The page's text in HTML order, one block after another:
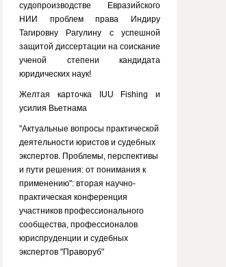
судопроизводстве Евразийского
НИИ проблем права Индиру
Тагировну Рагулину с успешной
защитой диссертации на соискание
ученой степени кандидата
юридических наук!
Желтая карточка IUU Fishing и
усилия Вьетнама
"Актуальные вопросы практической
деятельности юристов и судебных
экспертов. Проблемы, перспективы
и пути решения: от понимания к
применению": вторая научно-
практическая конференция
участников профессионального
сообщества, профессионалов
юриспруденции и судебных
экспертов "Праворуб"